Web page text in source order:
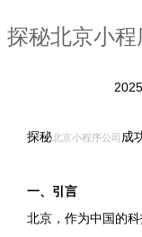
探秘北京小
探秘北京小程序公司 成
一、引言
北京，作为中国的